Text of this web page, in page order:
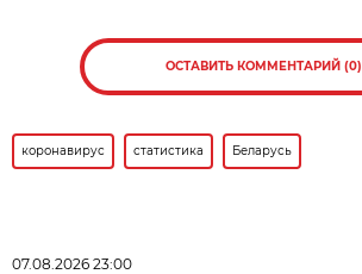
ОСТАВИТЬ КОММЕНТАРИЙ (0)
коронавирус статистика Беларусь
07.08.2026 23:00